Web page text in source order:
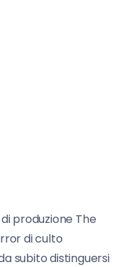
produzione The
di culto
subito distinguersi